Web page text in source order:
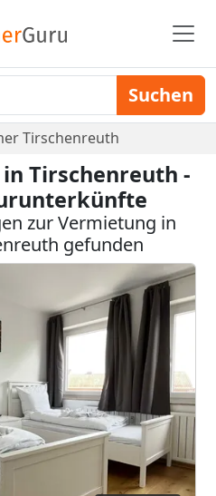
Suchen
Tirschenreuth
Tirschenreuth -
zur Vermietung in
gefunden